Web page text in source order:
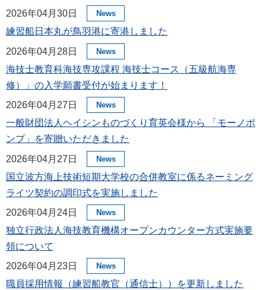
2026年04月30日
News
練習船日本丸が鳥羽港に寄港しました
2026年04月28日
News
海技士教育科海技専攻課程 海技士コース（五級航海専
修）」の入学願書受付が始まります！
2026年04月27日
News
一般財団法人ヘイシンものづくり育英会様から 「モーノポ
ンプ」を寄贈いただきました
2026年04月27日
News
国立波方海上技術短期大学校の合併教室に係るネーミング
ライツ契約の調印式を実施しました
2026年04月24日
News
独立行政法人海技教育機構オープンカウンター方式実施要
領について
2026年04月23日
News
職員採用情報（練習船教官（通信士））を更新しました